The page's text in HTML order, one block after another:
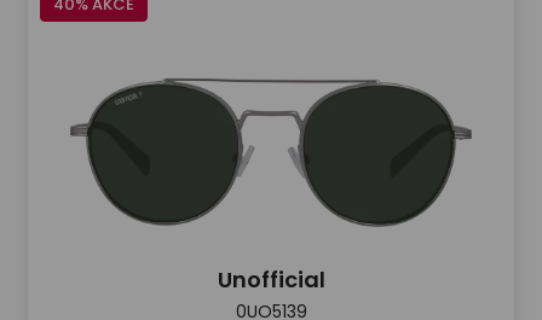
Unofficial
0UO5139